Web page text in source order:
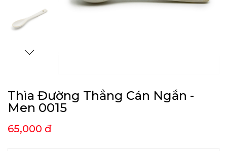
Thìa Đường Thẳng Cán Ngắn -
Men 0015
65,000 đ